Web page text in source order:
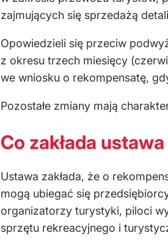
zajmujących się sprzedażą
Opowiedzieli się przeciw
z okresu trzech miesięcy
we wniosku o rekompensatę,
Pozostałe zmiany mają
Co zakłada
Ustawa zakłada, że o
mogą ubiegać się
organizatorzy turystyki, piloci
sprzętu rekreacyjnego i